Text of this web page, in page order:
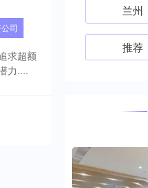
司
求超额
力....
兰州
推荐